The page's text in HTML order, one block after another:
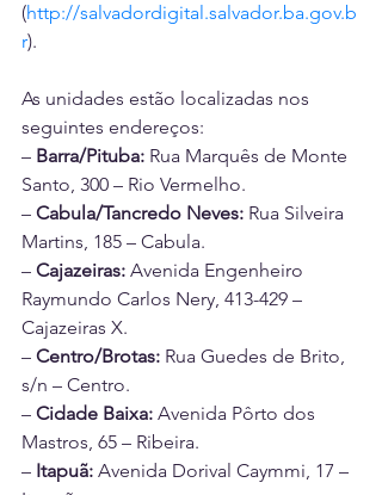
(http://salvadordigital.salvador.ba.gov.b
r).
As unidades estão localizadas nos
seguintes endereços:
– Barra/Pituba: Rua Marquês de Monte
Santo, 300 – Rio Vermelho.
– Cabula/Tancredo Neves: Rua Silveira
Martins, 185 – Cabula.
– Cajazeiras: Avenida Engenheiro
Raymundo Carlos Nery, 413-429 –
Cajazeiras X.
– Centro/Brotas: Rua Guedes de Brito,
s/n – Centro.
– Cidade Baixa: Avenida Pôrto dos
Mastros, 65 – Ribeira.
– Itapuã: Avenida Dorival Caymmi, 17 –